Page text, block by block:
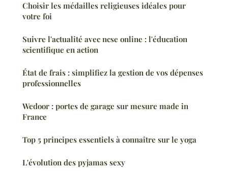
Choisir les médailles religieuses idéales pour
votre foi
Suivre l'actualité avec ncse online : l'éducation
scientifique en action
État de frais : simplifiez la gestion de vos dépenses
professionnelles
Wedoor : portes de garage sur mesure made in
France
Top 5 principes essentiels à connaître sur le yoga
L'évolution des pyjamas sexy